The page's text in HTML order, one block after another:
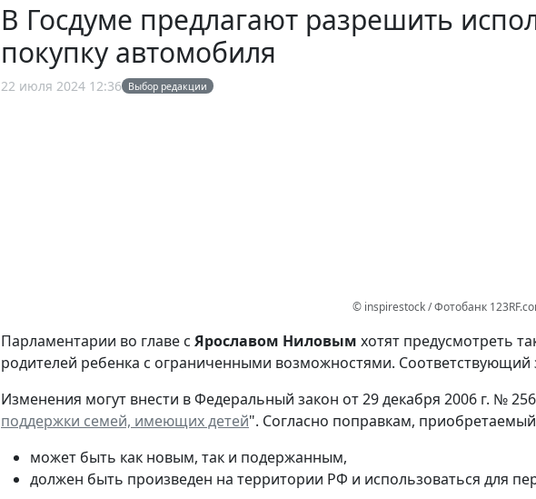
В Госдуме предлагают разрешить
покупку автомобиля
22 июля 2024 12:36 Выбор редакции
© inspirestock / Фотобанк
Парламентарии во главе с Ярославом Ниловым хотят предусмотреть
родителей ребенка с ограниченными возможностями. Соответствующий
Изменения могут внести в Федеральный закон от 29 декабря 2006 г. №
поддержки семей, имеющих детей". Согласно поправкам,
может быть как новым, так и подержанным,
должен быть произведен на территории РФ и использоваться для